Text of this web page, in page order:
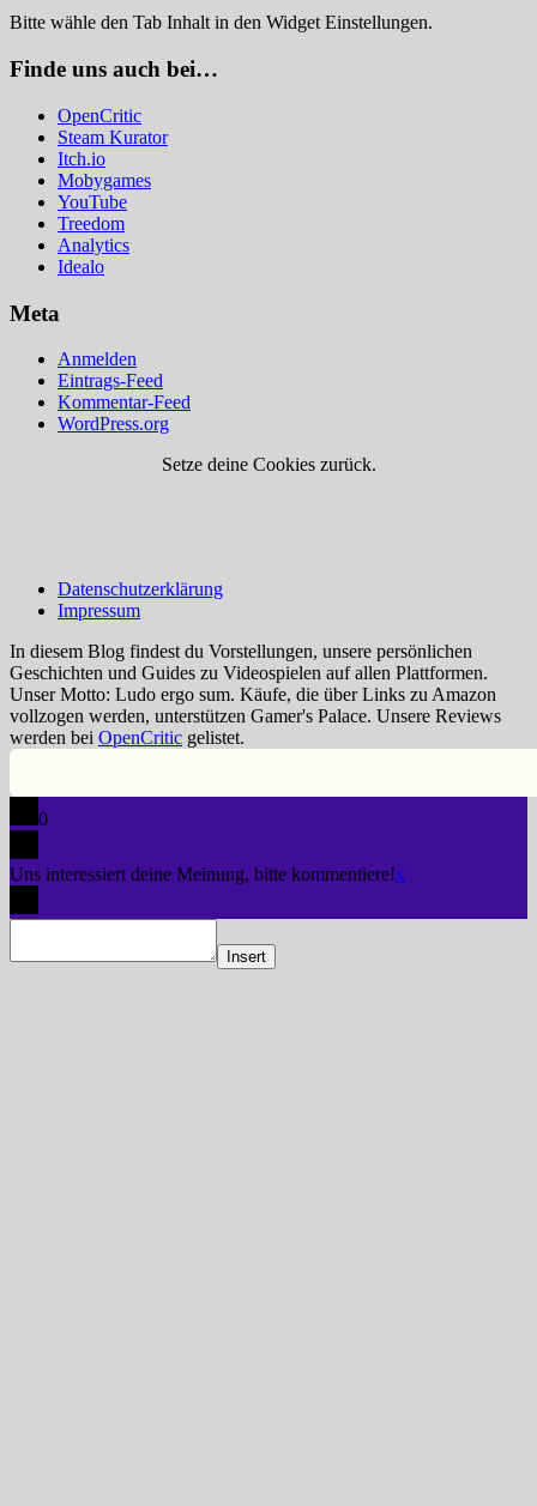
Bitte wähle den Tab Inhalt in den Widget Einstellungen.
Finde uns auch bei…
OpenCritic
Steam Kurator
Itch.io
Mobygames
YouTube
Treedom
Analytics
Idealo
Meta
Anmelden
Eintrags-Feed
Kommentar-Feed
WordPress.org
Setze deine Cookies zurück.
Datenschutzerklärung
Impressum
In diesem Blog findest du Vorstellungen, unsere persönlichen
Geschichten und Guides zu Videospielen auf allen Plattformen.
Unser Motto: Ludo ergo sum. Käufe, die über Links zu Amazon
vollzogen werden, unterstützen Gamer's Palace. Unsere Reviews
werden bei OpenCritic gelistet.
0
Uns interessiert deine Meinung, bitte kommentiere!x
Insert